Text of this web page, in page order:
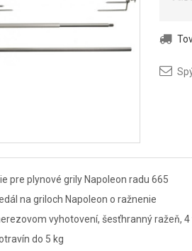
pre plynové grily Napoleon radu 665
na griloch Napoleon o ražnenie
vyhotovení, šesťhranný ražeň,
do 5 kg